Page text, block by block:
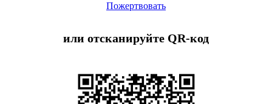
Пожертвовать
или отсканируйте QR-код